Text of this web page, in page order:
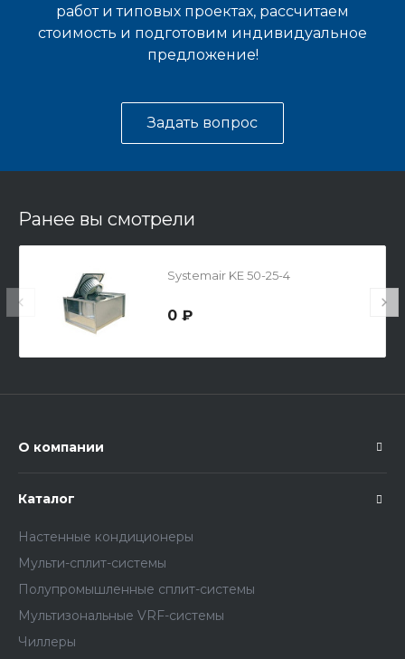
работ и типовых проектах, рассчитаем
стоимость и подготовим индивидуальное
предложение!
Задать вопрос
Ранее вы смотрели
Systemair KE 50-25-4
0 ₽
О компании
Каталог
Настенные кондиционеры
Мульти-сплит-системы
Полупромышленные сплит-системы
Мультизональные VRF-системы
Чиллеры